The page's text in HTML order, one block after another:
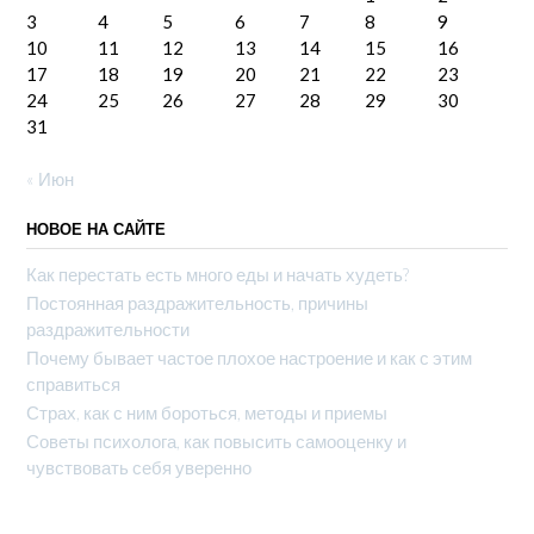
3
4 5 6 7 8
9
10
11 12 13 14 15
16
17
18 19 20 21 22
23
24
25 26 27 28 29
30
31
« Июн
НОВОЕ НА САЙТЕ
Как перестать есть много еды и начать худеть?
Постоянная раздражительность, причины
раздражительности
Почему бывает частое плохое настроение и как с этим
справиться
Страх, как с ним бороться, методы и приемы
Советы психолога, как повысить самооценку и
чувствовать себя уверенно